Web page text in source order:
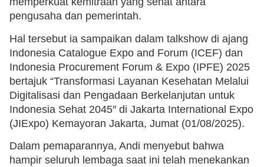
pengusaha dan pemerintah.
Hal tersebut ia sampaikan dalam talkshow di ajang
Indonesia Catalogue Expo and Forum (ICEF) dan
Indonesia Procurement Forum & Expo (IPFE) 2025
bertajuk “Transformasi Layanan Kesehatan Melalui
Digitalisasi dan Pengadaan Berkelanjutan untuk
Indonesia Sehat 2045″ di Jakarta International Expo
(JIExpo) Kemayoran Jakarta, Jumat (01/08/2025).
Dalam pemaparannya, Andi menyebut bahwa
hampir seluruh lembaga saat ini telah menekankan